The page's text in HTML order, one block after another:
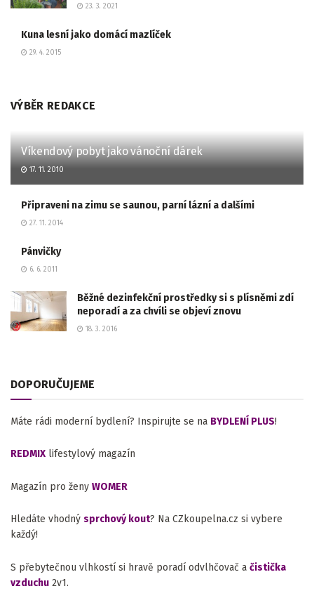
23. 3. 2021
Kuna lesní jako domácí mazlíček
29. 4. 2015
VÝBĚR REDAKCE
Víkendový pobyt jako vánoční dárek
17. 11. 2010
Připraveni na zimu se saunou, parní lázní a dalšími
27. 11. 2014
Pánvičky
6. 6. 2011
Běžné dezinfekční prostředky si s plísněmi zdí
neporadí a za chvíli se objeví znovu
18. 3. 2016
DOPORUČUJEME
Máte rádi moderní bydlení? Inspirujte se na BYDLENÍ PLUS!
REDMIX lifestylový magazín
Magazín pro ženy WOMER
Hledáte vhodný sprchový kout? Na CZkoupelna.cz si vybere
každý!
S přebytečnou vlhkostí si hravě poradí odvlhčovač a čistička
vzduchu 2v1.